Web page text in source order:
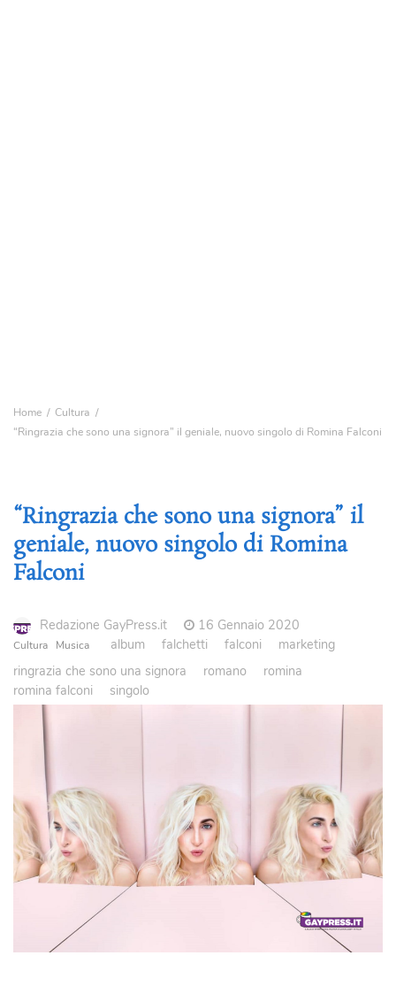
Home
Cultura
“Ringrazia che sono una signora” il geniale, nuovo singolo di Romina Falconi
“Ringrazia che sono una signora” il
geniale, nuovo singolo di Romina
Falconi
Redazione GayPress.it 16 Gennaio 2020
Cultura Musica album falchetti falconi
marketing
ringrazia che sono una signora
romano
romina
romina falconi
singolo